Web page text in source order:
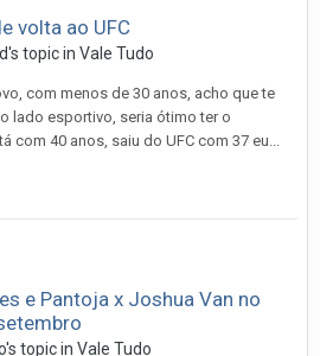
volta ao UFC
's topic in Vale Tudo
com menos de 30 anos, acho que te
lado esportivo, seria ótimo ter o
com 40 anos, saiu do UFC com 37 eu...
e Pantoja x Joshua Van no
's topic in Vale Tudo